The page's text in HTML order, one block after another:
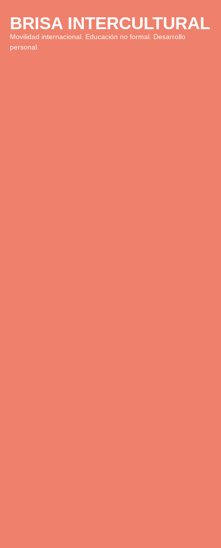
BRISA INTERCULTURAL
Movilidad internacional. Educación no formal. Desarrollo
personal.